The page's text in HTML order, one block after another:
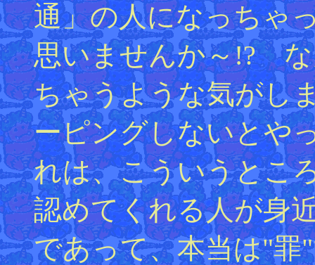
通」の人になっちゃ
思いませんか～!?
ちゃうような気がし
ーピングしないとや
れは、こういうとこ
認めてくれる人が身
であって、本当は"